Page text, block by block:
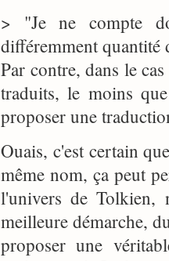
> "Je ne compte
différemment quantité
Par contre, dans le
traduits, le moins
proposer une
Ouais, c'est certain
même nom, ça peut
l'univers de Tolkien,
meilleure démarche,
proposer une